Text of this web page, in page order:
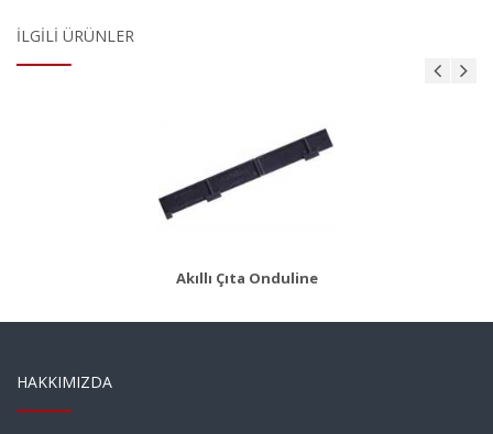
İLGILI ÜRÜNLER
Akıllı Çıta Onduline
AKS 8
Ürün Detayı
HAKKIMIZDA